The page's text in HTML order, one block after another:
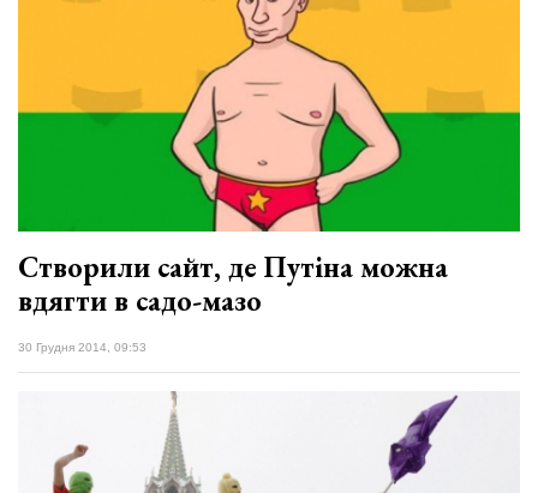
Створили сайт, де Путіна можна
вдягти в садо-мазо
30 Грудня 2014, 09:53